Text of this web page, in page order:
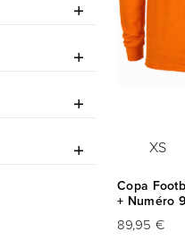
XS
Copa
+ Numéro
89,95 €